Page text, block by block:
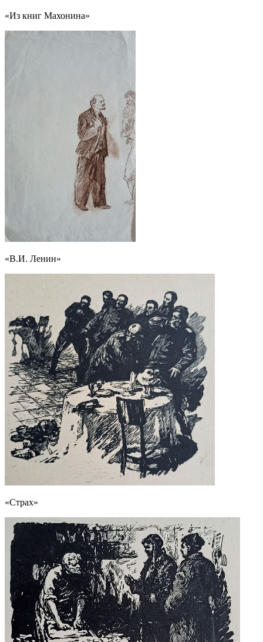
«Из книг Махонина»
«В.И. Ленин»
«Страх»